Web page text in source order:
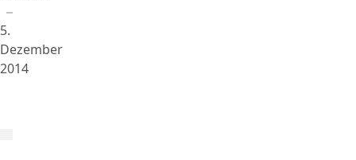
5.
Dezember
2014